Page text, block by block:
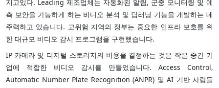
지고있다. Leading 제조업체는 자동화된 알림, 군중 모니터링 및 예
측 보안을 가능하게 하는 비디오 분석 및 딥러닝 기능을 개발하는 데
주력하고 있습니다. 고위험 지역의 정부는 중요한 인프라 보호를 위
한 대규모 비디오 감시 프로그램을 구현했습니다.
IP 카메라 및 디지털 스토리지의 비용을 결정하는 것은 작은 중간 기
업에 적합한 비디오 감시를 만들었습니다. Access Control,
Automatic Number Plate Recognition (ANPR) 및 AI 기반 사람들